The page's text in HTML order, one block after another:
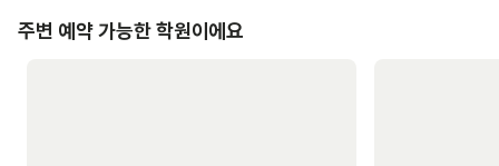
주변 예약 가능한 학원이에요